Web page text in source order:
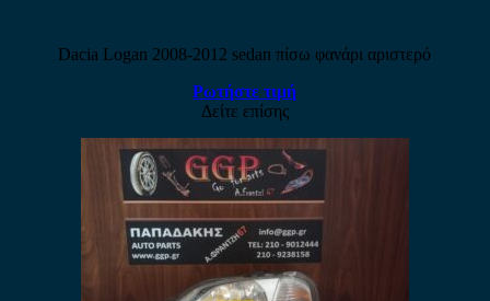
Dacia Logan 2008-2012 sedan πίσω φανάρι αριστερό
Ρωτήστε τιμή
Δείτε επίσης